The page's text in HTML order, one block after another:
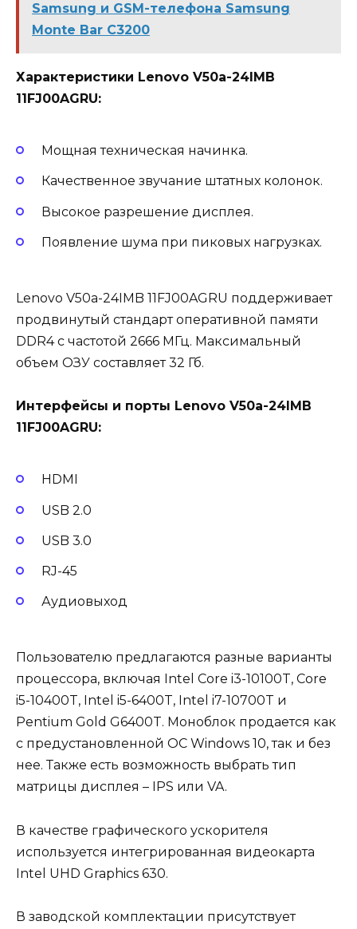
Samsung и GSM-телефона Samsung
Monte Bar C3200
Характеристики Lenovo V50a-24IMB
11FJ00AGRU:
Мощная техническая начинка.
Качественное звучание штатных колонок.
Высокое разрешение дисплея.
Появление шума при пиковых нагрузках.
Lenovo V50a-24IMB 11FJ00AGRU поддерживает
продвинутый стандарт оперативной памяти
DDR4 с частотой 2666 МГц. Максимальный
объем ОЗУ составляет 32 Гб.
Интерфейсы и порты Lenovo V50a-24IMB
11FJ00AGRU:
HDMI
USB 2.0
USB 3.0
RJ-45
Аудиовыход
Пользователю предлагаются разные варианты
процессора, включая Intel Core i3-10100T, Core
i5-10400T, Intel i5-6400T, Intel i7-10700T и
Pentium Gold G6400T. Моноблок продается как
с предустановленной ОС Windows 10, так и без
нее. Также есть возможность выбрать тип
матрицы дисплея – IPS или VA.
В качестве графического ускорителя
используется интегрированная видеокарта
Intel UHD Graphics 630.
В заводской комплектации присутствует